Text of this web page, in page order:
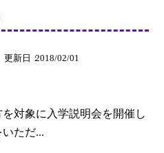
更新日 2018/02/01
対象に入学説明会を開催し
ただ...